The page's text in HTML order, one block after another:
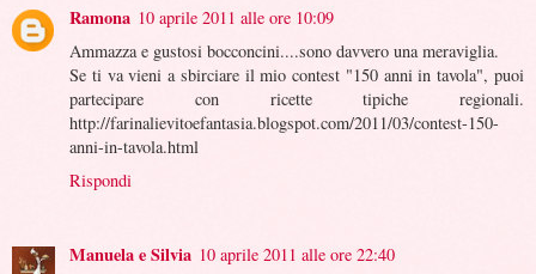
Ramona 10 aprile 2011 alle ore 10:09
Ammazza e gustosi bocconcini....sono davvero una meraviglia.
Se ti va vieni a sbirciare il mio contest "150 anni in tavola", puoi
partecipare con ricette tipiche regionali.
http://farinalievitoefantasia.blogspot.com/2011/03/contest-150-
anni-in-tavola.html
Rispondi
Manuela e Silvia 10 aprile 2011 alle ore 22:40